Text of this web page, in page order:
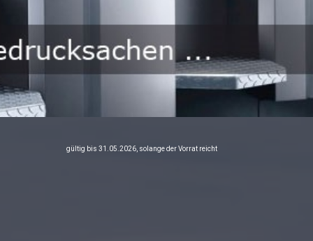
gültig bis 31.05.2026, solange der Vorrat reicht